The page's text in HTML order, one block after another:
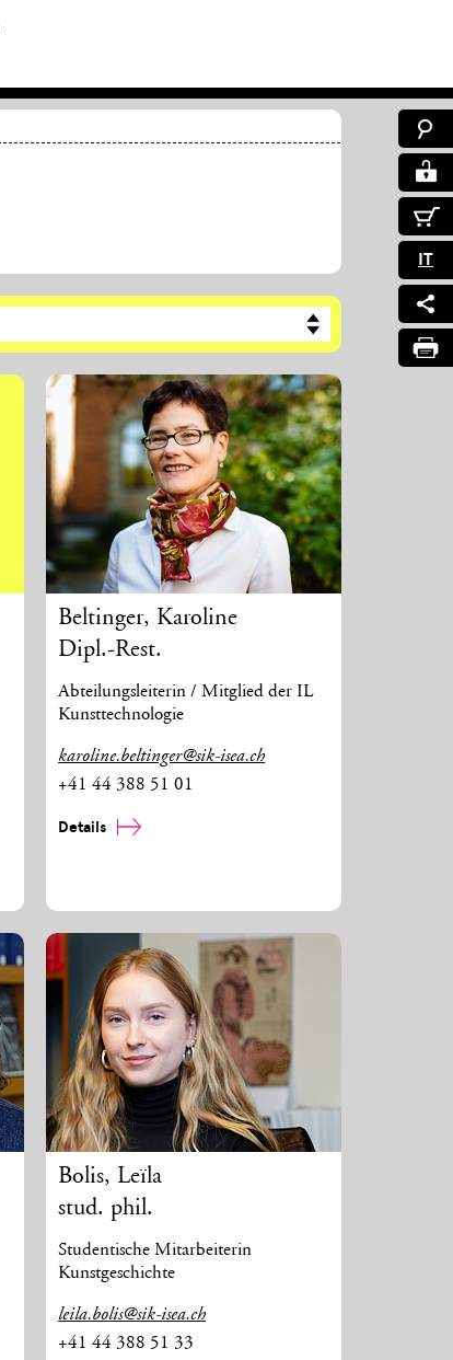
IT
Beltinger, Karoline
Dipl.-Rest.
Abteilungsleiterin / Mitglied der IL
Kunsttechnologie
karoline.beltinger@sik-isea.ch
+41 44 388 51 01
Details
Bolis,Leïla
stud. phil.
Studentische Mitarbeiterin
Kunstgeschichte
leila.bolis@sik-isea.ch
+41 44 388 51 33